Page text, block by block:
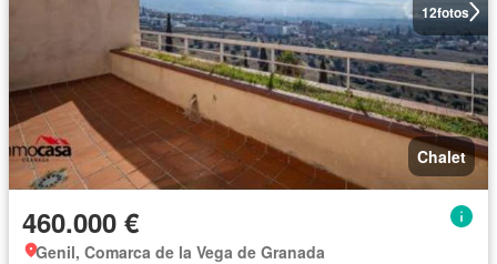
12fotos
Chalet
460.000 €
Genil, Comarca de la Vega de Granada